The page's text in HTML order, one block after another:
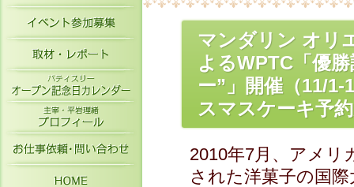
イベント参加募集
取材・レポート
パティスリーオープン記念日カレン
主宰・平岩理緒プロフィール
お仕事依頼・お問い合わせ
マンダリン オリ
よるWPTC「優
ー”」開催（11/
スマスケーキ予
2010年7月、アメリ
された洋菓子の国